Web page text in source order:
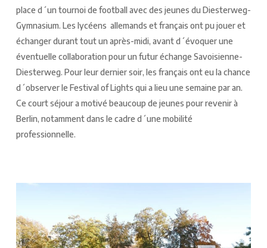
place d´un tournoi de football avec des jeunes du Diesterweg-
Gymnasium. Les lycéens allemands et français ont pu jouer et
échanger durant tout un après-midi, avant d´évoquer une
éventuelle collaboration pour un futur échange Savoisienne-
Diesterweg. Pour leur dernier soir, les français ont eu la chance
d´observer le Festival of Lights qui a lieu une semaine par an.
Ce court séjour a motivé beaucoup de jeunes pour revenir à
Berlin, notamment dans le cadre d´une mobilité
professionnelle.